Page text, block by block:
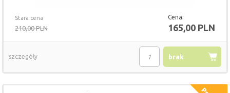
Stara cena
210,00 PLN
Cena:
165,00 PLN
brak
szczegóły